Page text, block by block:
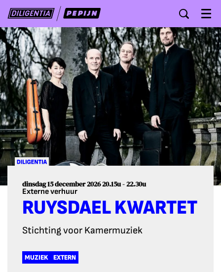
Menu
RUYSDAEL KWARTET
Stichting voor Kamermuziek
Externe verhuur
dinsdag 15 december 202620.15u - 22.30u
MUZIEK EXTERN